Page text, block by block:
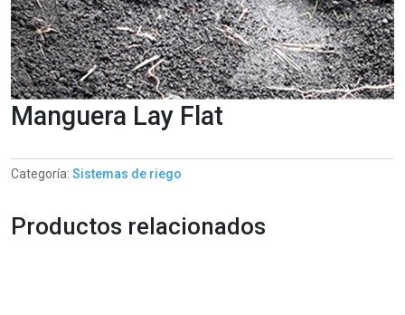
Manguera Lay Flat
Categoría: Sistemas de riego
Productos relacionados